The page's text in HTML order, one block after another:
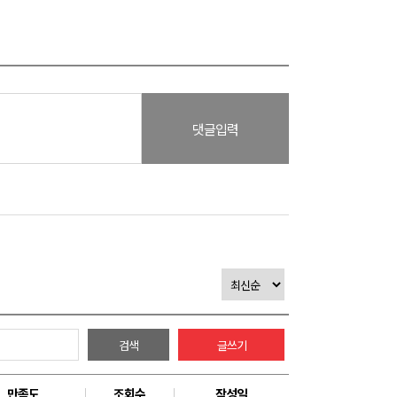
댓글입력
검색 글쓰기
만족도 조회수 작성일